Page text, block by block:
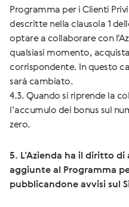
Programma per i Clienti
descritte nella clausola 1
optare a collaborare con
qualsiasi momento,
corrispondente. In questo
sarà cambiato.
4.3. Quando si riprende la
l’accumulo dei bonus sul
zero.
5. L’Azienda ha il diritto
aggiunte al Programma
pubblicandone avvisi sul